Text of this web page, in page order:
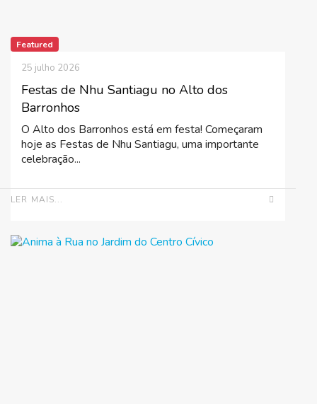
Featured
Festas de Nhu Santiagu no Alto dos
Barronhos
25 julho 2026
O Alto dos Barronhos está em festa! Começaram
hoje as Festas de Nhu Santiagu, uma importante
celebração...
LER MAIS...